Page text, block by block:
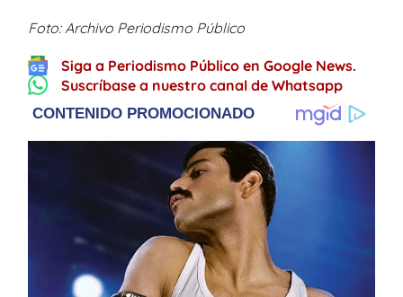
Foto: Archivo Periodismo Público
Siga a Periodismo Público en Google News.
Suscríbase a nuestro canal de Whatsapp